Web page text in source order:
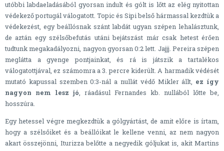
utóbbi labdaeladásából gyorsan indult és gólt is lőtt az elég nyitottan
védekező portugál válogatott. Topic és Sipi belső hármassal kezdtük a
védekezést, egy beállósnak szánt labdát ugyan szépen lehalásztunk,
de aztán egy szélsőbefutás utáni bejátszást már csak hetest érően
tudtunk megakadályozni, nagyon gyorsan 0:2 lett. Jajjj. Pereira szépen
meglátta a gyenge pontjainkat, és rá is játszik a tartalékos
válogatottjával, ez számomra a 3. percre kiderült. A harmadik védését
mutató kapussal szemben 0:3-nál a nullát védő Mikler állt, ez így
nagyon nem lesz jó , ráadásul Fernandes kb. nullából lőtte be,
hosszúra.
Egy hetessel végre megkezdtük a gólgyártást, de amit előre is írtam,
hogy a szélsőiket és a beállóikat le kellene venni, az nem nagyon
akart összejönni, Iturizza belőtte a negyedik góljukat is, akit Martins